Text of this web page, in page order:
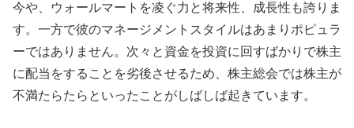
今や、ウォールマートを凌ぐ力と将来性、成長性も誇りま
す。一方で彼のマネージメントスタイルはあまりポピュラ
ーではありません。次々と資金を投資に回すばかりで株主
に配当をすることを劣後させるため、株主総会では株主が
不満たらたらといったことがしばしば起きています。